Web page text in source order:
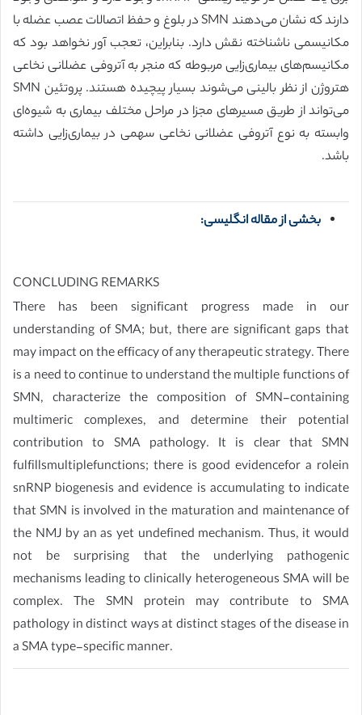
دارند که نشان می‌دهند SMN در بلوغ و حفظ اتصالات عصب عضله با
مکانیسمی ناشناخته نقش دارد. بنابراین، تعجب آور نخواهد بود که
مکانیسم‌های بیماری‌زایی مربوطه که منجر به آتروفی عضلانی نخاعی
هتروژن از نظر بالینی می‌شوند بسیار پیچیده هستند. پروتئین SMN
می‌تواند از طریق مسیرهای مجزا در مراحل مختلف بیماری به شیوه‌ای
وابسته به نوع آتروفی عضلانی نخاعی سهمی در بیماری‌زایی داشته
باشد.
بخشی از مقاله انگلیسی:
CONCLUDING REMARKS
There has been significant progress made in our
understanding of SMA; but, there are significant gaps that
may impact on the efficacy of any therapeutic strategy. There
is a need to continue to understand the multiple functions of
SMN, characterize the composition of SMN-containing
multimeric complexes, and determine their potential
contribution to SMA pathology. It is clear that SMN
fulfillsmultiplefunctions; there is good evidencefor a rolein
snRNP biogenesis and evidence is accumulating to indicate
that SMN is involved in the maturation and maintenance of
the NMJ by an as yet undefined mechanism. Thus, it would
not be surprising that the underlying pathogenic
mechanisms leading to clinically heterogeneous SMA will be
complex. The SMN protein may contribute to SMA
pathology in distinct ways at distinct stages of the disease in
a SMA type-specific manner.